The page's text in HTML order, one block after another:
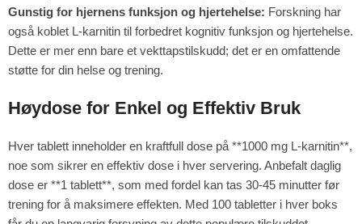
Gunstig for hjernens funksjon og hjertehelse: Forskning har
også koblet L-karnitin til forbedret kognitiv funksjon og hjertehelse.
Dette er mer enn bare et vekttapstilskudd; det er en omfattende
støtte for din helse og trening.
Høydose for Enkel og Effektiv Bruk
Hver tablett inneholder en kraftfull dose på **1000 mg L-karnitin**,
noe som sikrer en effektiv dose i hver servering. Anbefalt daglig
dose er **1 tablett**, som med fordel kan tas 30-45 minutter før
trening for å maksimere effekten. Med 100 tabletter i hver boks